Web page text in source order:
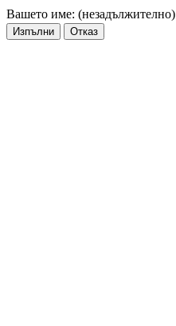
Вашето име: (незадължително)